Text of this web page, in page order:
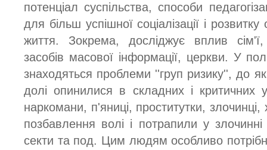
потенціал суспільства, способи
для більш успішної соціалізації і
життя. Зокрема, досліджує вплив
засобів масової інформації, церкви. У
знаходяться проблеми ''груп ризику'', до
долі опинилися в складних і критичних
наркомани, п'яниці, проститутки, злочинці,
позбавлення волі і потрапили у злочинні
секти та под. Цим людям особливо